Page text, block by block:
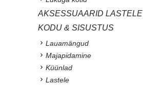
AKSESSUAARID LASTELE
KODU & SISUSTUS
Lauamängud
Majapidamine
Küünlad
Lastele